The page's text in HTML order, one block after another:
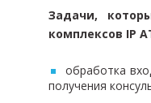
Задачи,
комплексов IP
обработка
получения